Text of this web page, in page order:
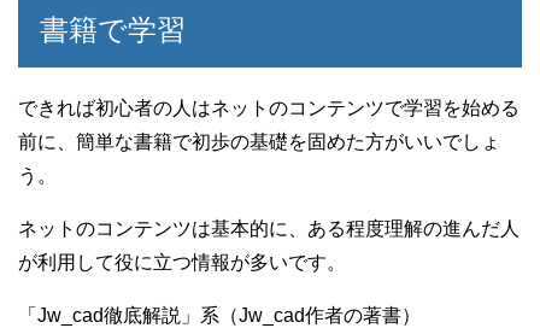
書籍で学習
できれば初心者の人はネットのコンテンツで学習を始める
前に、簡単な書籍で初歩の基礎を固めた方がいいでしょ
う。
ネットのコンテンツは基本的に、ある程度理解の進んだ人
が利用して役に立つ情報が多いです。
「Jw_cad徹底解説」系（Jw_cad作者の著書）